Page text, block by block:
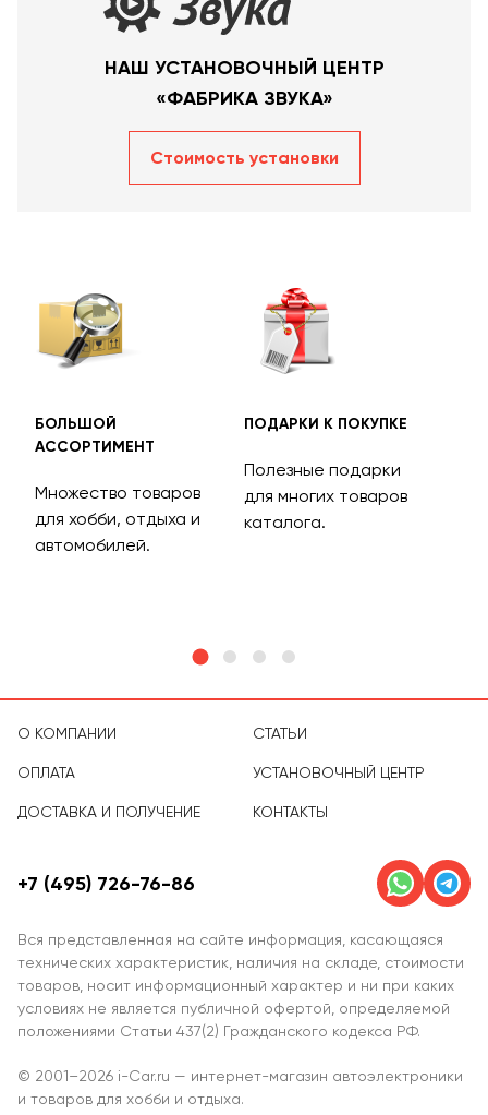
НАШ УСТАНОВОЧНЫЙ ЦЕНТР
«ФАБРИКА ЗВУКА»
Стоимость уcтановки
БОЛЬШОЙ
АССОРТИМЕНТ
Множество товаров
для хобби, отдыха и
автомобилей.
ПОДАРКИ К ПОКУПКЕ
Полезные подарки
для многих товаров
каталога.
О КОМПАНИИ
ОПЛАТА
ДОСТАВКА И ПОЛУЧЕНИЕ
СТАТЬИ
УСТАНОВОЧНЫЙ ЦЕНТР
КОНТАКТЫ
Вся представленная на сайте информация, касающаяся
технических характеристик, наличия на складе, стоимости
товаров, носит информационный характер и ни при каких
условиях не является публичной офертой, определяемой
положениями Статьи 437(2) Гражданского кодекса РФ.
+7 (495) 726-76-86
© 2001–2026 i-Car.ru — интернет-магазин автоэлектроники
и товаров для хобби и отдыха.